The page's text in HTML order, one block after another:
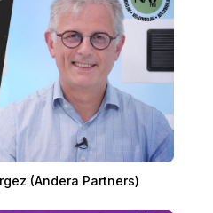
(Andera Partners)